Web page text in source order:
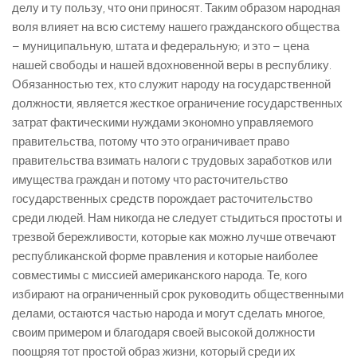
делу и ту пользу, что они приносят. Таким образом народная
воля влияет на всю систему нашего гражданского общества
– муниципальную, штата и федеральную; и это – цена
нашей свободы и нашей вдохновенной веры в республику.
Обязанностью тех, кто служит народу на государственной
должности, является жесткое ограничение государственных
затрат фактическими нуждами экономно управляемого
правительства, потому что это ограничивает право
правительства взимать налоги с трудовых заработков или
имущества граждан и потому что расточительство
государственных средств порождает расточительство
среди людей. Нам никогда не следует стыдиться простоты и
трезвой бережливости, которые как можно лучше отвечают
республиканской форме правления и которые наиболее
совместимы с миссией американского народа. Те, кого
избирают на ограниченный срок руководить общественными
делами, остаются частью народа и могут сделать многое,
своим примером и благодаря своей высокой должности
поощряя тот простой образ жизни, который среди их